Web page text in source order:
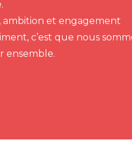
ambition et engagement
c’est que nous
ensemble.